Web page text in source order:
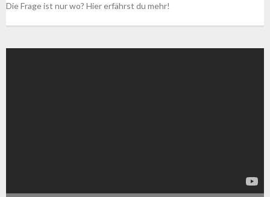
Die Frage ist nur wo? Hier erfährst du mehr!